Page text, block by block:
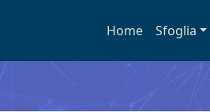
Home Sfoglia